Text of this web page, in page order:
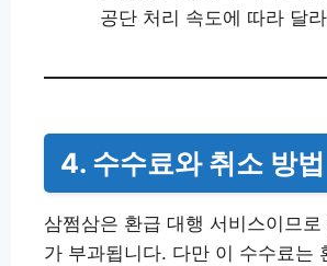
공단 처리 속도에 따라 달
4. 수수료와 취소 방법
삼쩜삼은 환급 대행 서비스이므로
가 부과됩니다. 다만 이 수수료는